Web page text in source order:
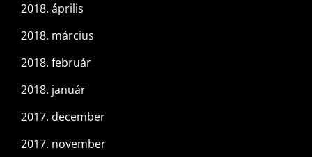
2018. április
2018. március
2018. február
2018. január
2017. december
2017. november